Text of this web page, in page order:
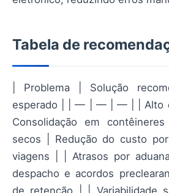
Tabela de
| Problema | Solução
esperado | | — | — | — | | Alto
Consolidação em
secos | Redução do custo
viagens | | Atrasos por
despacho e acordos
de retenção | | Variabilidade